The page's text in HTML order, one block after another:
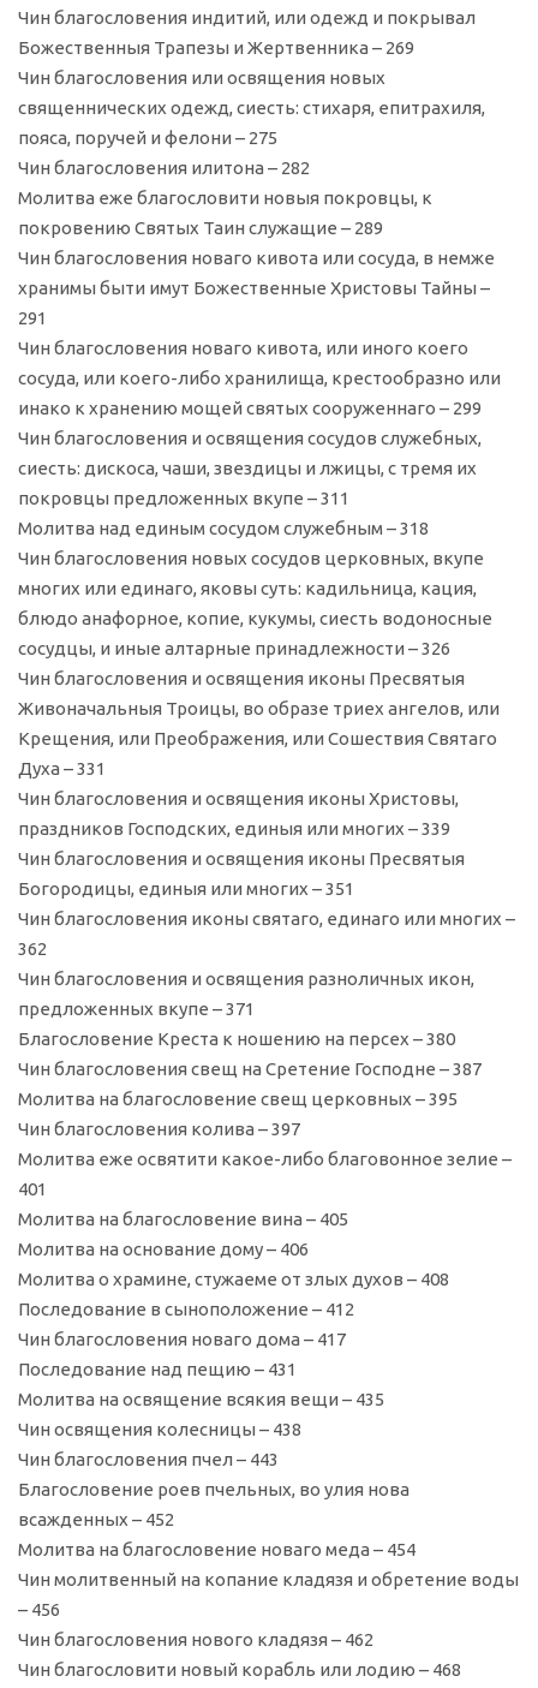
Чин благословения индитий, или одежд и покрывал
Божественныя Трапезы и Жертвенника – 269
Чин благословения или освящения новых
священнических одежд, сиесть: стихаря, епитрахиля,
пояса, поручей и фелони – 275
Чин благословения илитона – 282
Молитва еже благословити новыя покровцы, к
покровению Святых Таин служащие – 289
Чин благословения новаго кивота или сосуда, в немже
хранимы быти имут Божественные Христовы Тайны –
291
Чин благословения новаго кивота, или иного коего
сосуда, или коего-либо хранилища, крестообразно или
инако к хранению мощей святых сооруженнаго – 299
Чин благословения и освящения сосудов служебных,
сиесть: дискоса, чаши, звездицы и лжицы, с тремя их
покровцы предложенных вкупе – 311
Молитва над единым сосудом служебным – 318
Чин благословения новых сосудов церковных, вкупе
многих или единаго, яковы суть: кадильница, кация,
блюдо анафорное, копие, кукумы, сиесть водоносные
сосудцы, и иные алтарные принадлежности – 326
Чин благословения и освящения иконы Пресвятыя
Живоначальныя Троицы, во образе триех ангелов, или
Крещения, или Преображения, или Сошествия Святаго
Духа – 331
Чин благословения и освящения иконы Христовы,
праздников Господских, единыя или многих – 339
Чин благословения и освящения иконы Пресвятыя
Богородицы, единыя или многих – 351
Чин благословения иконы святаго, единаго или многих –
362
Чин благословения и освящения разноличных икон,
предложенных вкупе – 371
Благословение Креста к ношению на персех – 380
Чин благословения свещ на Сретение Господне – 387
Молитва на благословение свещ церковных – 395
Чин благословения колива – 397
Молитва еже освятити какое-либо благовонное зелие –
401
Молитва на благословение вина – 405
Молитва на основание дому – 406
Молитва о храмине, стужаеме от злых духов – 408
Последование в сыноположение – 412
Чин благословения новаго дома – 417
Последование над пещию – 431
Молитва на освящение всякия вещи – 435
Чин освящения колесницы – 438
Чин благословения пчел – 443
Благословение роев пчельных, во улия нова
всажденных – 452
Молитва на благословение новаго меда – 454
Чин молитвенный на копание кладязя и обретение воды
– 456
Чин благословения нового кладязя – 462
Чин благословити новый корабль или лодию – 468